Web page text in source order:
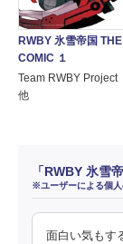
RWBY 氷雪帝国 THE
COMIC １
Team RWBY Project
他
「RWBY 氷雪
※ユーザーによる個
面白い気もす